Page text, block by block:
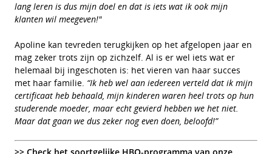
lang leren is dus mijn doel en dat is iets wat ik ook mijn
klanten wil meegeven!"
Apoline kan tevreden terugkijken op het afgelopen jaar en
mag zeker trots zijn op zichzelf. Al is er wel iets wat er
helemaal bij ingeschoten is: het vieren van haar succes
met haar familie. “Ik heb wel aan iedereen verteld dat ik mijn
certificaat heb behaald, mijn kinderen waren heel trots op hun
studerende moeder, maar echt gevierd hebben we het niet.
Maar dat gaan we dus zeker nog even doen, beloofd!”